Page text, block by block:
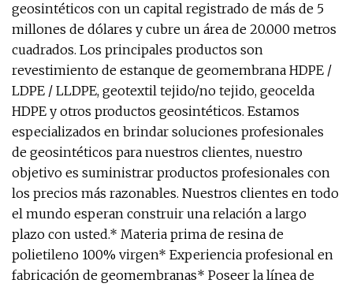
geosintéticos con un capital registrado de más de 5
millones de dólares y cubre un área de 20.000 metros
cuadrados. Los principales productos son
revestimiento de estanque de geomembrana HDPE /
LDPE / LLDPE, geotextil tejido/no tejido, geocelda
HDPE y otros productos geosintéticos. Estamos
especializados en brindar soluciones profesionales
de geosintéticos para nuestros clientes, nuestro
objetivo es suministrar productos profesionales con
los precios más razonables. Nuestros clientes en todo
el mundo esperan construir una relación a largo
plazo con usted.* Materia prima de resina de
polietileno 100% virgen* Experiencia profesional en
fabricación de geomembranas* Poseer la línea de